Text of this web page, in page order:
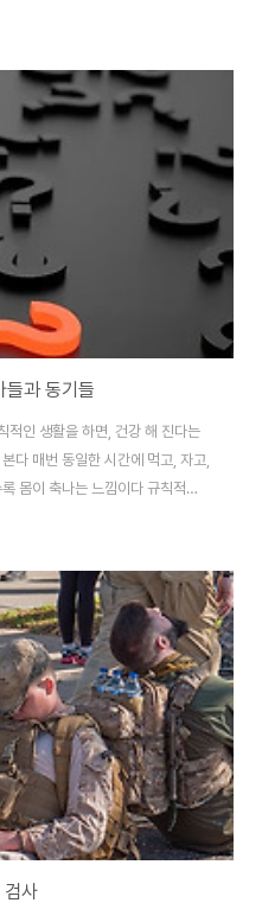
애들 모자라지 않냐?" 라며 잠꼬
작되었다 비가 오므로 실내에서 할
아니지만, 비가 오는 날은 밖에
수 있는 상황이 되길 바랐다 그러
지 매일매일 입어야 하는 군복을 ..
과 동기들
인 생활을 하면, 건강 해 진다는
다 매번 동일한 시간에 먹고, 자고,
몸이 축나는 느낌이다 규칙적으
들어야 하는게 아닌가 생각한다
해 점호장에 나가는데, 눈이 시리다
간이 가면 갈수록 전역하는 날은
과거를 그리워하는 괴상한 일이 일
맞을지 모르겠다 얼마 전까지 생활
검사